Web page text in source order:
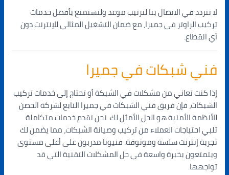
لا تتردد في الاتصال بنا لترتيب موعد ولتستمتع بأفضل خدمات
تركيب الراوتر في جميرا، مع ضمان التشغيل المثالي للإنترنت دون
أي انقطاع.
فني شبكات في جميرا
إذا كنت تعاني من مشكلات في الشبكة أو تحتاج إلى خدمات تركيب
الشبكات، فإن فريق فني الشبكات في جميرا التابع لشركة الحصن
للأنظمة الأمنية هو الحل الأمثل لك. نحن نقدم خدمات متكاملة
تلبي احتياجات العملاء من تركيب وصيانة الشبكات، مما يضمن لك
تجربة إنترنت سلسة وموثوقة. فنيونا مدربون على أعلى مستوى
ويتمتعون بخبرة واسعة في حل المشكلات التقنية التي قد
تواجهها.